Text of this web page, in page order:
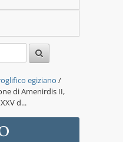
egiziano /
di Amenirdis II,
d...